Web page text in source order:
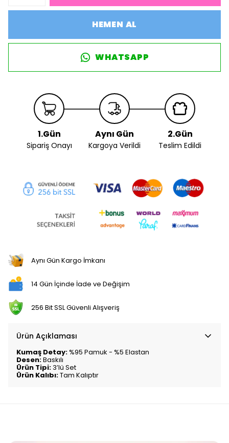
HEMEN AL
WHATSAPP
1.Gün
Sipariş Onayı
Aynı Gün
Kargoya Verildi
2.Gün
Teslim Edildi
Aynı Gün Kargo İmkanı
14 Gün İçinde İade ve Değişim
256 Bit SSL Güvenli Alışveriş
Ürün Açıklaması
Kumaş Detay:%95 Pamuk - %5 Elastan
Desen:Baskılı
Ürün Tipi:3’lü Set
Ürün Kalıbı:Tam Kalıptır